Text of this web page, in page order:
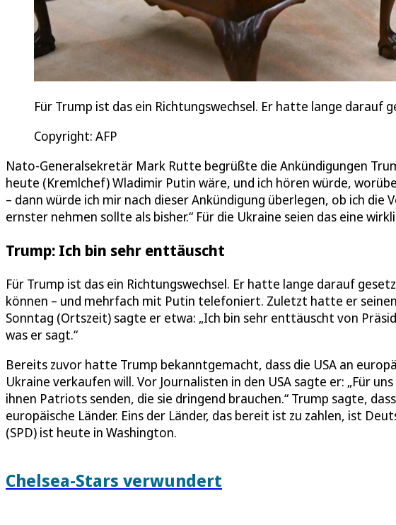
Für Trump ist das ein Richtungswechsel. Er hatte lange darauf
Copyright: AFP
Nato-Generalsekretär Mark Rutte begrüßte die Ankündigungen
heute (Kremlchef) Wladimir Putin wäre, und ich hören würde,
– dann würde ich mir nach dieser Ankündigung überlegen, ob ich
ernster nehmen sollte als bisher.“ Für die Ukraine seien das eine
Trump: Ich bin sehr enttäuscht
Für Trump ist das ein Richtungswechsel. Er hatte lange darauf
können – und mehrfach mit Putin telefoniert. Zuletzt hatte er
Sonntag (Ortszeit) sagte er etwa: „Ich bin sehr enttäuscht von
was er sagt.“
Bereits zuvor hatte Trump bekanntgemacht, dass die USA an
Ukraine verkaufen will. Vor Journalisten in den USA sagte er: „Für
ihnen Patriots senden, die sie dringend brauchen.“ Trump sagte,
europäische Länder. Eins der Länder, das bereit ist zu zahlen, ist
(SPD) ist heute in Washington.
Chelsea-Stars verwundert